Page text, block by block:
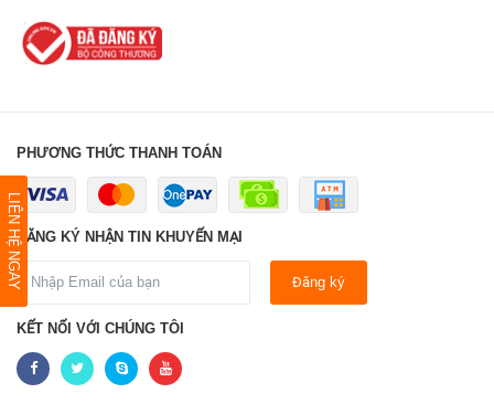
LIÊN HỆ NGAY
PHƯƠNG THỨC THANH TOÁN
ĐĂNG KÝ NHẬN TIN KHUYẾN MẠI
Đăng ký
KẾT NỐI VỚI CHÚNG TÔI